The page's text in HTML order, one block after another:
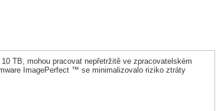
TB, mohou pracovat nepřetržitě ve zpracovatelském
ImagePerfect ™ se minimalizovalo riziko ztráty